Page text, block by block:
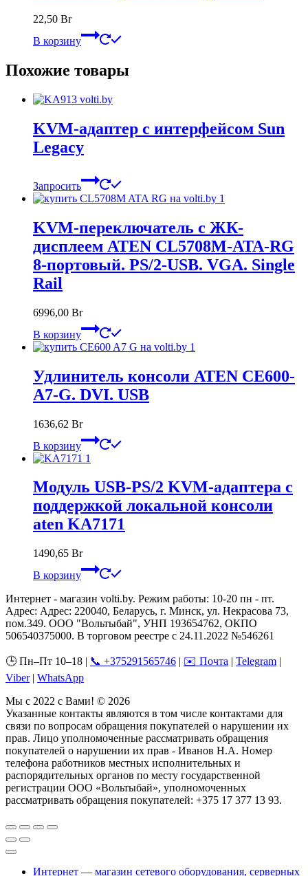
22,50 Br
В корзину
Похожие товары
KVM-адаптер с интерфейсом Sun
Legacy
Запросить
KVM-переключатель с ЖК-
дисплеем ATEN CL5708M-ATA-RG
8-портовый. PS/2-USB. VGA. Single
Rail
6996,00 Br
В корзину
Удлинитель консоли ATEN CE600-
A7-G. DVI. USB
1636,62 Br
В корзину
Модуль USB-PS/2 KVM-адаптера с
поддержкой локальной консоли
aten KA7171
1490,65 Br
В корзину
Интернет - магазин volti.by. Режим работы: 10-20 пн - пт.
Адрес: Адрес: 220040, Беларусь, г. Минск, ул. Некрасова 73,
пом.349. ООО "Вольтыбай", УНП 193654762, ОКПО
506540375000. В торговом реестре с 24.11.2022 №546261
🕒 Пн–Пт 10–18 | 📞 +375291565746 | ✉️ Почта | Telegram |
Viber| WhatsApp
Мы с 2022 с Вами! © 2026
Указанные контакты являются в том числе контактами для
связи по вопросам обращения покупателей о нарушении их
прав. Лицо уполномоченные рассматривать обращения
покупателей о нарушении их прав - Иванов Н.А. Номер
телефона работников местных исполнительных и
распорядительных органов по месту государственной
регистрации ООО «Вольтыбай», уполномоченных
рассматривать обращения покупателей: +375 17 377 13 93.
Интернет — магазин сетевого оборудования, серверных